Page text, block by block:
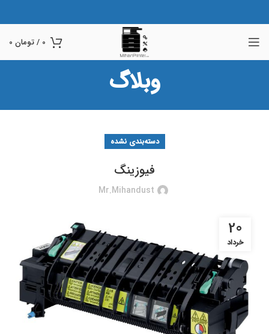
0
/تومان
وبلاگ
دسته‌بندی نشده
فیوزینگ
Mr.mihandust
20
خرداد